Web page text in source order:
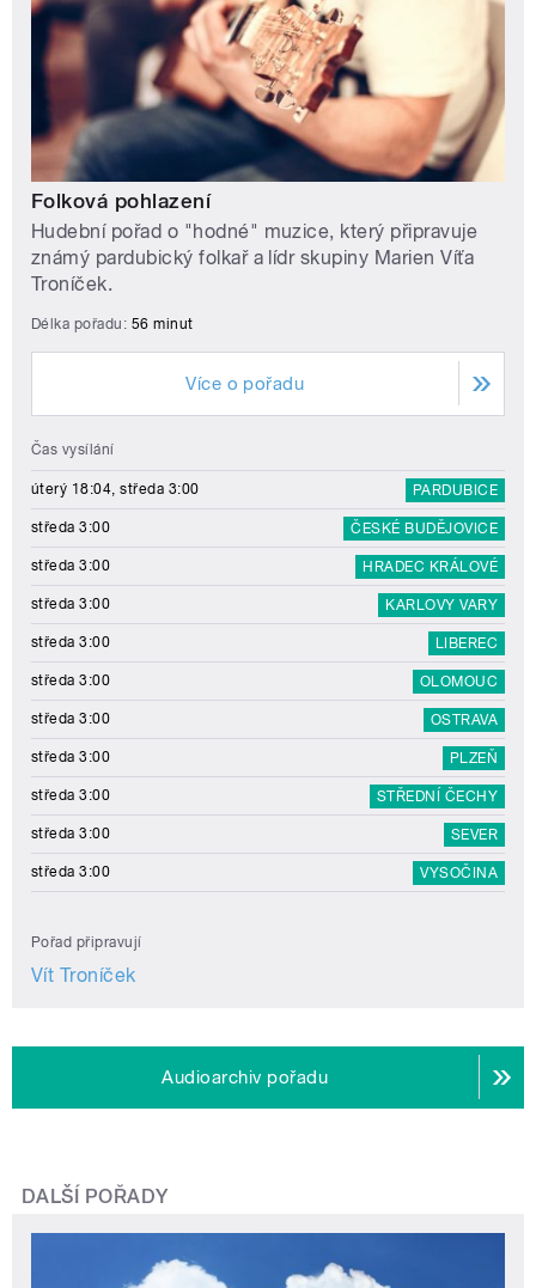
Folková pohlazení
Hudební pořad o "hodné" muzice, který připravuje
známý pardubický folkař a lídr skupiny Marien Víťa
Troníček.
Délka pořadu: 56 minut
Více o pořadu
Čas vysílání
úterý 18:04, středa 3:00 PARDUBICE
středa 3:00 ČESKÉ BUDĚJOVICE
středa 3:00 HRADEC KRÁLOVÉ
středa 3:00 KARLOVY VARY
středa 3:00 LIBEREC
středa 3:00 OLOMOUC
středa 3:00 OSTRAVA
středa 3:00 PLZEŇ
středa 3:00 STŘEDNÍ ČECHY
středa 3:00 SEVER
středa 3:00 VYSOČINA
Pořad připravují
Vít Troníček
Audioarchiv pořadu
DALŠÍ POŘADY